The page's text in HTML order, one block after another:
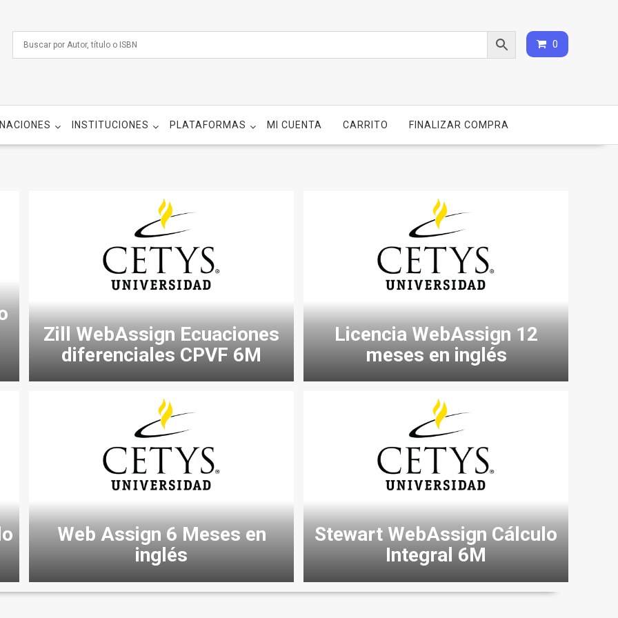
0
INSTITUCIONES PLATAFORMAS MI CUENTA CARRITO FINALIZAR COMPRA
Zill WebAssign Ecuaciones
diferenciales CPVF 6M
Licencia WebAssign 12
meses en inglés
Web Assign 6 Meses en
inglés
Stewart WebAssign Cálculo
Integral 6M